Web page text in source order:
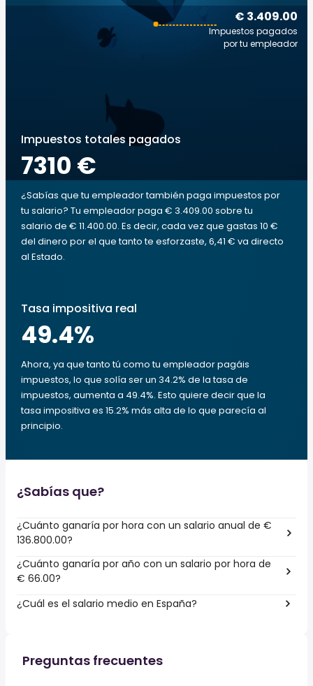
€ 3.409.00
Impuestos pagados
por tu empleador
Impuestos totales pagados
7310 €
¿Sabías que tu empleador también paga impuestos por
tu salario? Tu empleador paga € 3.409.00 sobre tu
salario de € 11.400.00. Es decir, cada vez que gastas 10 €
del dinero por el que tanto te esforzaste, 6,41 € va directo
al Estado.
Tasa impositiva real
49.4%
Ahora, ya que tanto tú como tu empleador pagáis
impuestos, lo que solía ser un 34.2% de la tasa de
impuestos, aumenta a 49.4%. Esto quiere decir que la
tasa impositiva es 15.2% más alta de lo que parecía al
principio.
¿Sabías que?
¿Cuánto ganaría por hora con un salario anual de €
136.800.00?
¿Cuánto ganaría por año con un salario por hora de
€ 66.00?
¿Cuál es el salario medio en España?
Preguntas frecuentes